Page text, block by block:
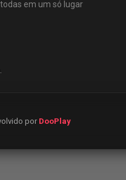
em um só lugar
por DooPlay